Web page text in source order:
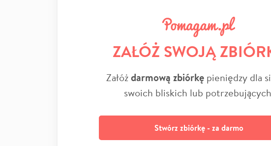
ZAŁÓŻ SWOJĄ
Załóżdarmową zbiórkępieniędzy dla
swoich bliskich lub
Stwórz zbiórkę - za darmo